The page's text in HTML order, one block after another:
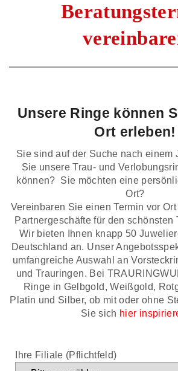
Unsere Ringe können
Ort erleben!
Sie sind auf der Suche nach einem
Sie unsere Trau- und
können? Sie möchten eine
Ort?
Vereinbaren Sie einen Termin vor
Partnergeschäfte für den schönsten
Wir bieten Ihnen knapp 50
Deutschland an. Unser
umfangreiche Auswahl an
und Trauringen. Bei
Ringe in Gelbgold, Weißgold,
Platin und Silber, ob mit oder ohne
Sie sich hier
Ihre Filiale (Pflichtfeld)